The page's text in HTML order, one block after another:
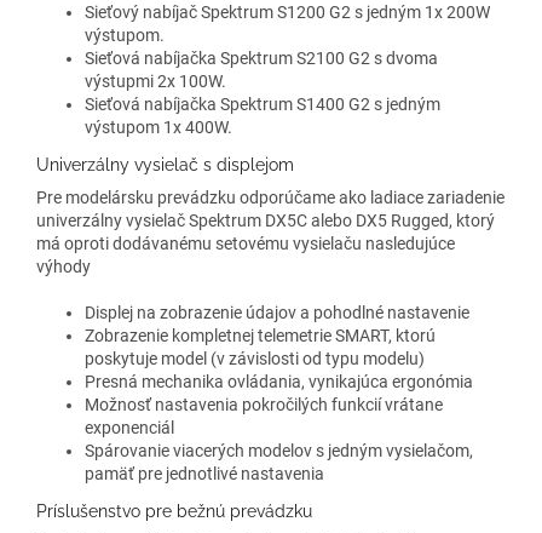
Sieťový nabíjač Spektrum S1200 G2 s jedným 1x 200W
výstupom.
Sieťová nabíjačka Spektrum S2100 G2 s dvoma
výstupmi 2x 100W.
Sieťová nabíjačka Spektrum S1400 G2 s jedným
výstupom 1x 400W.
Univerzálny vysielač s displejom
Pre modelársku prevádzku odporúčame ako ladiace zariadenie
univerzálny vysielač Spektrum DX5C alebo DX5 Rugged, ktorý
má oproti dodávanému setovému vysielaču nasledujúce
výhody
Displej na zobrazenie údajov a pohodlné nastavenie
Zobrazenie kompletnej telemetrie SMART, ktorú
poskytuje model (v závislosti od typu modelu)
Presná mechanika ovládania, vynikajúca ergonómia
Možnosť nastavenia pokročilých funkcií vrátane
exponenciál
Spárovanie viacerých modelov s jedným vysielačom,
pamäť pre jednotlivé nastavenia
Príslušenstvo pre bežnú prevádzku